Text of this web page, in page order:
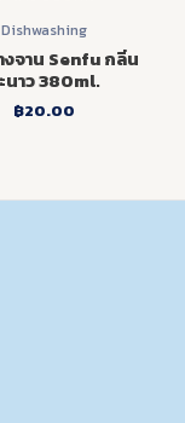
Dishwashing
งจาน Senfu กลิ่น
นาว 380ml.
฿20.00